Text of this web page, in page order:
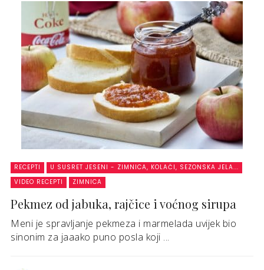
RECEPTI
U SUSRET JESENI - ZIMNICA, KOLAČI, SEZONSKA JELA...
VIDEO RECEPTI
ZIMNICA
Pekmez od jabuka, rajčice i voćnog sirupa
Meni je spravljanje pekmeza i marmelada uvijek bio
sinonim za jaaako puno posla koji ...